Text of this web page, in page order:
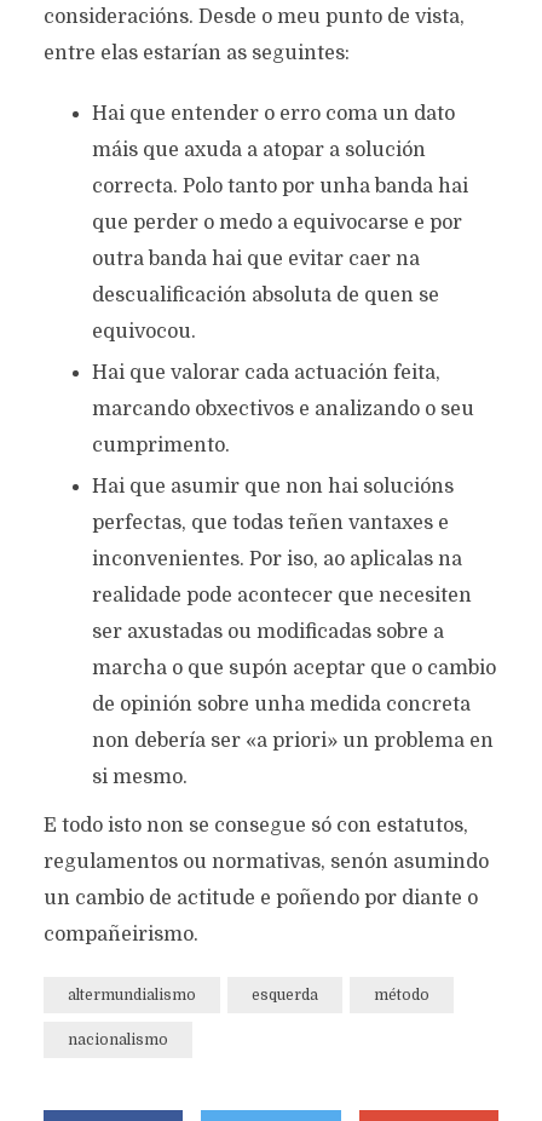
consideracións. Desde o meu punto de vista,
entre elas estarían as seguintes:
Hai que entender o erro coma un dato
máis que axuda a atopar a solución
correcta. Polo tanto por unha banda hai
que perder o medo a equivocarse e por
outra banda hai que evitar caer na
descualificación absoluta de quen se
equivocou.
Hai que valorar cada actuación feita,
marcando obxectivos e analizando o seu
cumprimento.
Hai que asumir que non hai solucións
perfectas, que todas teñen vantaxes e
inconvenientes. Por iso, ao aplicalas na
realidade pode acontecer que necesiten
ser axustadas ou modificadas sobre a
marcha o que supón aceptar que o cambio
de opinión sobre unha medida concreta
non debería ser «a priori» un problema en
si mesmo.
E todo isto non se consegue só con estatutos,
regulamentos ou normativas, senón asumindo
un cambio de actitude e poñendo por diante o
compañeirismo.
altermundialismo esquerda método
nacionalismo